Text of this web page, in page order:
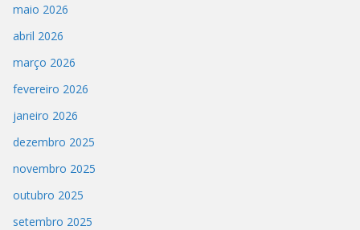
maio 2026
abril 2026
março 2026
fevereiro 2026
janeiro 2026
dezembro 2025
novembro 2025
outubro 2025
setembro 2025